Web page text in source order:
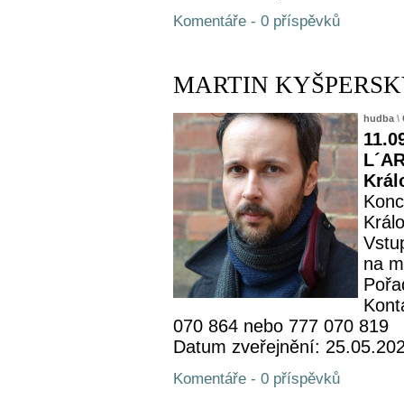
Komentáře - 0 příspěvků
MARTIN
hudba \
na
070 864 nebo 777 070 819
Datum zveřejnění:
Komentáře - 0 příspěvků